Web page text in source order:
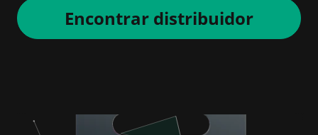
Encontrar distribuidor